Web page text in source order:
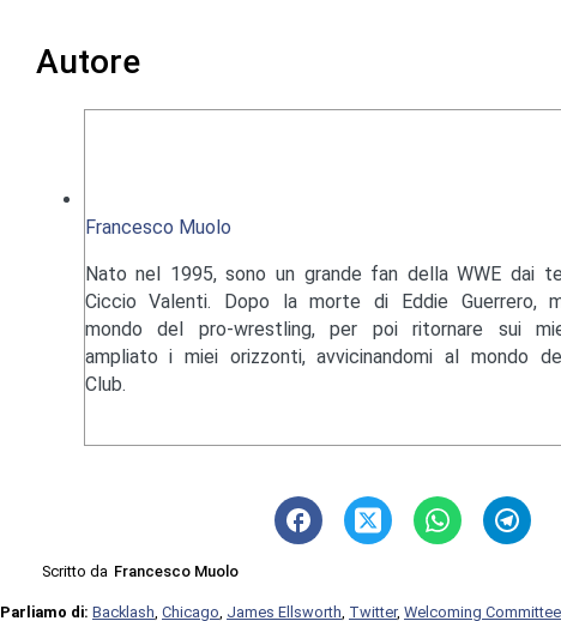
Autore
Francesco Muolo
Nato nel 1995, sono un grande fan della WWE dai
Ciccio Valenti. Dopo la morte di Eddie Guerrero,
mondo del pro-wrestling, per poi ritornare sui
ampliato i miei orizzonti, avvicinandomi al mondo
Club.
Scritto da Francesco Muolo
Parliamo di: Backlash Chicago James Ellsworth Twitter, Welcoming Committee